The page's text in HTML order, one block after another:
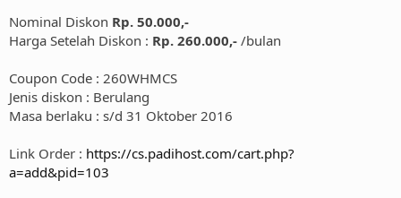
Nominal Diskon Rp. 50.000,-
Harga Setelah Diskon : Rp. 260.000,- /bulan
Coupon Code : 260WHMCS
Jenis diskon : Berulang
Masa berlaku : s/d 31 Oktober 2016
Link Order : https://cs.padihost.com/cart.php?
a=add&pid=103